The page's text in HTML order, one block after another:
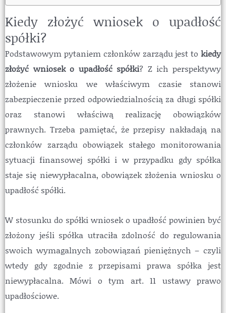
Kiedy złożyć wniosek o upadłość
spółki?
Podstawowym pytaniem członków zarządu jest to kiedy
złożyć wniosek o upadłość spółki? Z ich perspektywy
złożenie wniosku we właściwym czasie stanowi
zabezpieczenie przed odpowiedzialnością za długi spółki
oraz stanowi właściwą realizację obowiązków
prawnych. Trzeba pamiętać, że przepisy nakładają na
członków zarządu obowiązek stałego monitorowania
sytuacji finansowej spółki i w przypadku gdy spółka
staje się niewypłacalna, obowiązek złożenia wniosku o
upadłość spółki.
W stosunku do spółki wniosek o upadłość powinien być
złożony jeśli spółka utraciła zdolność do regulowania
swoich wymagalnych zobowiązań pieniężnych – czyli
wtedy gdy zgodnie z przepisami prawa spółka jest
niewypłacalna. Mówi o tym art. 11 ustawy prawo
upadłościowe.